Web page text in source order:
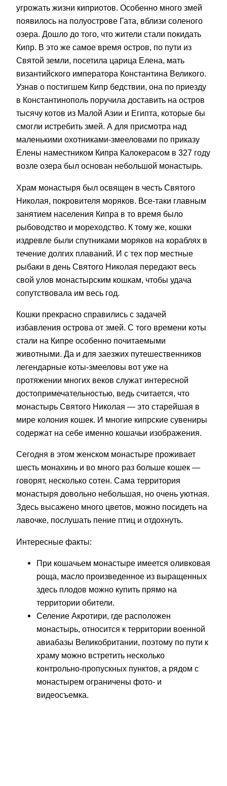
угрожать жизни киприотов. Особенно много змей
появилось на полуострове Гата, вблизи соленого
озера. Дошло до того, что жители стали покидать
Кипр. В это же самое время остров, по пути из
Святой земли, посетила царица Елена, мать
византийского императора Константина Великого.
Узнав о постигшем Кипр бедствии, она по приезду
в Константинополь поручила доставить на остров
тысячу котов из Малой Азии и Египта, которые бы
смогли истребить змей. А для присмотра над
маленькими охотниками-змееловами по приказу
Елены наместником Кипра Калокерасом в 327 году
возле озера был основан небольшой монастырь.
Храм монастыря был освящен в честь Святого
Николая, покровителя моряков. Все-таки главным
занятием населения Кипра в то время было
рыбоводство и мореходство. К тому же, кошки
издревле были спутниками моряков на кораблях в
течение долгих плаваний. И с тех пор местные
рыбаки в день Святого Николая передают весь
свой улов монастырским кошкам, чтобы удача
сопутствовала им весь год.
Кошки прекрасно справились с задачей
избавления острова от змей. С того времени коты
стали на Кипре особенно почитаемыми
животными. Да и для заезжих путешественников
легендарные коты-змееловы вот уже на
протяжении многих веков служат интересной
достопримечательностью, ведь считается, что
монастырь Святого Николая — это старейшая в
мире колония кошек. И многие кипрские сувениры
содержат на себе именно кошачьи изображения.
Сегодня в этом женском монастыре проживает
шесть монахинь и во много раз больше кошек —
говорят, несколько сотен. Сама территория
монастыря довольно небольшая, но очень уютная.
Здесь высажено много цветов, можно посидеть на
лавочке, послушать пение птиц и отдохнуть.
Интересные факты:
При кошачьем монастыре имеется оливковая
роща, масло произведенное из выращенных
здесь плодов можно купить прямо на
территории обители.
Селение Акротири, где расположен
монастырь, относится к территории военной
авиабазы Великобритании, поэтому по пути к
храму можно встретить несколько
контрольно-пропускных пунктов, а рядом с
монастырем ограничены фото- и
видеосъемка.